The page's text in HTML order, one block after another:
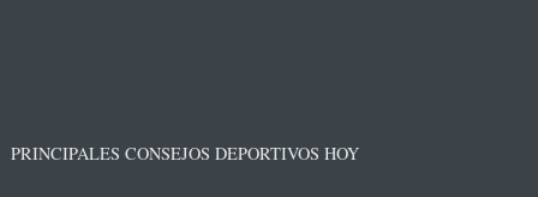
PRINCIPALES CONSEJOS DEPORTIVOS HOY